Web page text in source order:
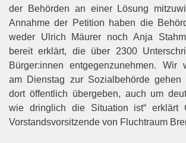
der Behörden an einer Lösung
Annahme der Petition haben die
weder Ulrich Mäurer noch Anja
bereit erklärt, die über 2300
Bürger:innen entgegenzunehmen. Wir
am Dienstag zur Sozialbehörde
dort öffentlich übergeben, auch um
wie dringlich die Situation ist“ erklärt
Vorstandsvorsitzende von Fluchtraum